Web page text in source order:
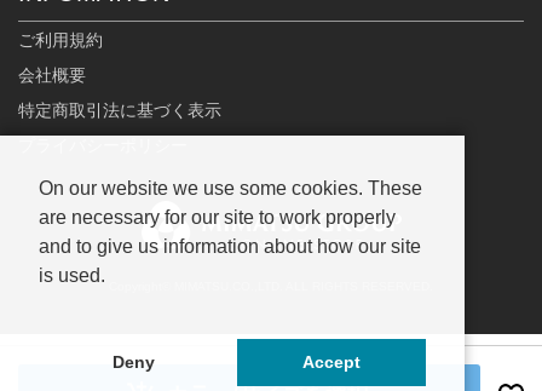
ご利用規約
会社概要
特定商取引法に基づく表示
On our website we use some cookies. These
are necessary for our site to work properly
and to give us information about how our site
is used.
Deny Accept